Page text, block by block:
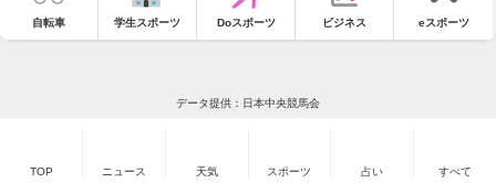
自転車 学生スポーツ Doスポーツ ビジネス eスポーツ
データ提供：日本中央競馬会
TOP ニュース 天気 スポーツ 占い すべて